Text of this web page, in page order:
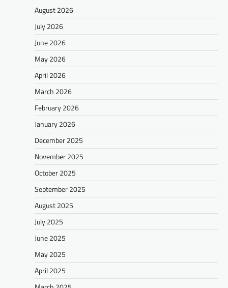
August 2026
July 2026
June 2026
May 2026
April 2026
March 2026
February 2026
January 2026
December 2025
November 2025
October 2025
September 2025
August 2025
July 2025
June 2025
May 2025
April 2025